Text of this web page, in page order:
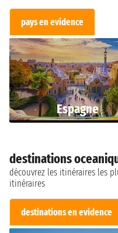
pays en evidence
Espagne
destinations
découvrez les itinéraires les
itinéraires
destinations en evidence